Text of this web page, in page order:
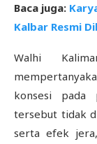
Baca juga:
Kalbar Resmi
Walhi
konsesi pada
tersebut tidak
serta efek